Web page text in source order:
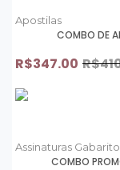
Apostilas
COMBO DE
R$
R$347.00
Assinaturas
COMBO